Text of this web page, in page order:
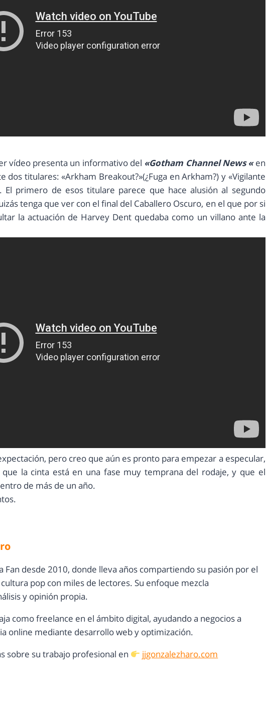
vídeo presenta un informativo del «Gotham Channel News «en
titulares: «Arkham Breakout?»(¿Fuga en Arkham?) y «Vigilante
El primero de esos titulare parece que hace alusión al segundo
tenga que ver con el final del Caballero Oscuro, en el que por si
la actuación de Harvey Dent quedaba como un villano ante la
pero creo que aún es pronto para empezar a especular,
la cinta está en una fase muy temprana del rodaje, y que el
de más de un año.
Fan desde 2010, donde lleva años compartiendo su pasión por el
pop con miles de lectores. Su enfoque mezcla
y opinión propia.
como freelance en el ámbito digital, ayudando a negocios a
online mediante desarrollo web y optimización.
sobre su trabajo profesional en
jjgonzalezharo.com